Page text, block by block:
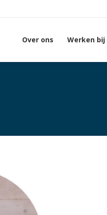
Over ons Werken bij